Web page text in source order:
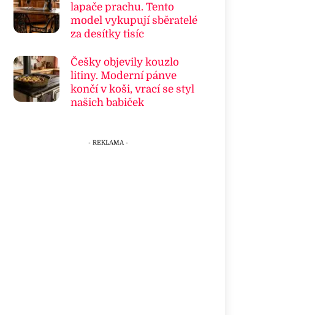
lapače prachu. Tento
model vykupují sběratelé
za desítky tisíc
Češky objevily kouzlo
litiny. Moderní pánve
končí v koši, vrací se styl
našich babiček